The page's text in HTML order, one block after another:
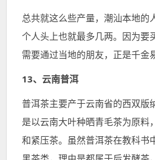
总共就这么些产量，潮汕本地的
个人头上也就最多几两。因为要
需要通过当地的朋友，正是千金
13、云南普洱
普洱茶主要产于云南省的西双版
是以云南大叶种晒青毛茶为原料
和紧压茶。虽然普洱茶在教科书